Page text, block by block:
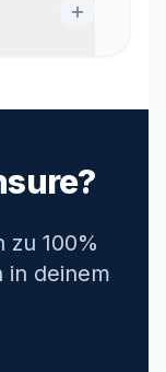
zu 100%
in deinem